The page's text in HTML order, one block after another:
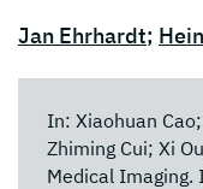
Jan Ehrhardt;
In: Xiaohuan
Zhiming Cui; Xi
Medical Imaging.